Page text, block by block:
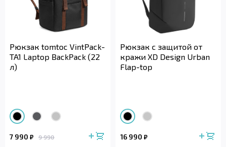
Рюкзак tomtoc VintPack-
TA1 Laptop BackPack (22
л)
7 990 ₽ 9 990
Рюкзак с защитой от
кражи XD Design Urban
Flap-top
16 990 ₽